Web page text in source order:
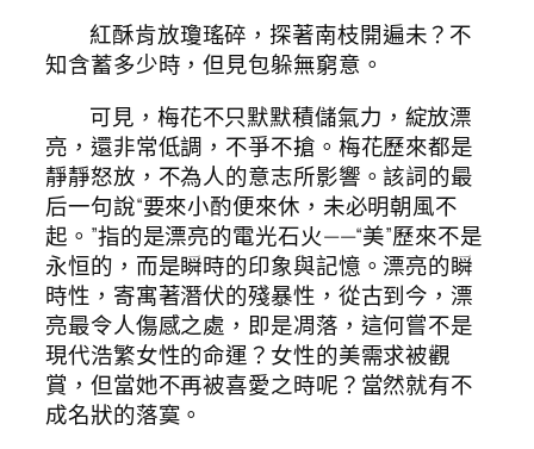
紅酥肯放瓊瑤碎，探著南枝開遍未？不
知含蓄多少時，但見包躲無窮意。
可見，梅花不只默默積儲氣力，綻放漂
亮，還非常低調，不爭不搶。梅花歷來都是
靜靜怒放，不為人的意志所影響。該詞的最
后一句說“要來小酌便來休，未必明朝風不
起。”指的是漂亮的電光石火——“美”歷來不是
永恒的，而是瞬時的印象與記憶。漂亮的瞬
時性，寄寓著潛伏的殘暴性，從古到今，漂
亮最令人傷感之處，即是凋落，這何嘗不是
現代浩繁女性的命運？女性的美需求被觀
賞，但當她不再被喜愛之時呢？當然就有不
成名狀的落寞。